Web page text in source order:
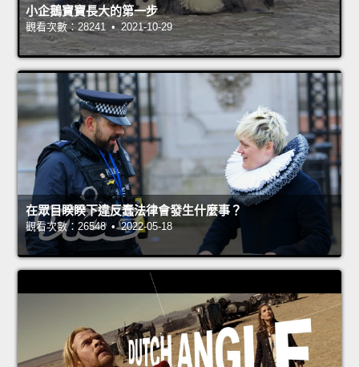
小企鵝寶寶長大的第一步
觀看次數：28241 • 2021-10-29
在眾目睽睽下違反蠢法律會發生什麼事？
觀看次數：26548 • 2022-05-18